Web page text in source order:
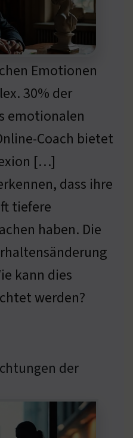
Emotionen
30% der
emotionalen
Coach bietet
[…]
dass ihre
tiefere
haben. Die
kann dies
werden?
der